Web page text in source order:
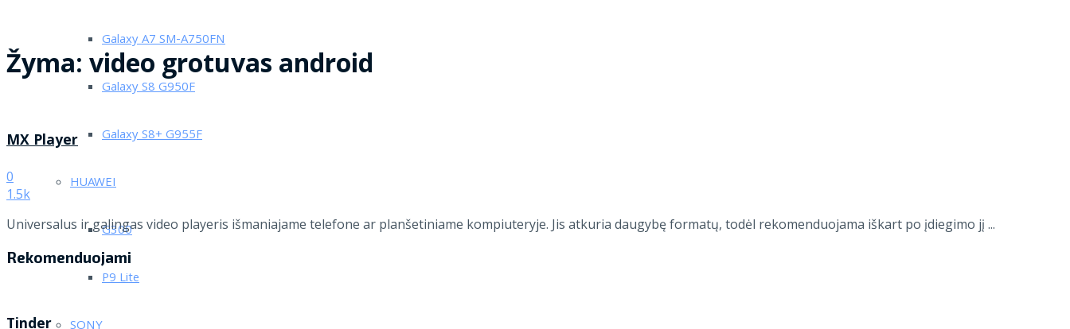
Galaxy A7 SM-A750FN
Galaxy S8 G950F
Galaxy S8+ G955F
HUAWEI
G300
P9 Lite
Žyma: video grotuvas android
MX Player
0
1.5k
Universalus ir galingas video playeris išmaniajame telefone ar planšetiniame kompiuteryje. Jis atkuria daugybę formatų, todėl rekomenduojama iškart po įdiegimo jį ...
Rekomenduojami